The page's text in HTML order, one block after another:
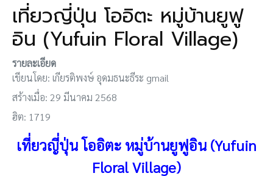
เที่ยวญี่ปุ่น โออิตะ หมู่บ้านยูฟู
อิน (Yufuin Floral Village)
รายละเอียด
เขียนโดย: เกียรติพงษ์ อุดมธนะธีระ gmail
สร้างเมื่อ: 29 มีนาคม 2568
ฮิต: 1719
เที่ยวญี่ปุ่น โออิตะ หมู่บ้านยูฟูอิน (Yufuin
Floral Village)